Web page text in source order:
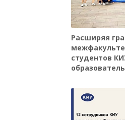
Расширяя
студентов